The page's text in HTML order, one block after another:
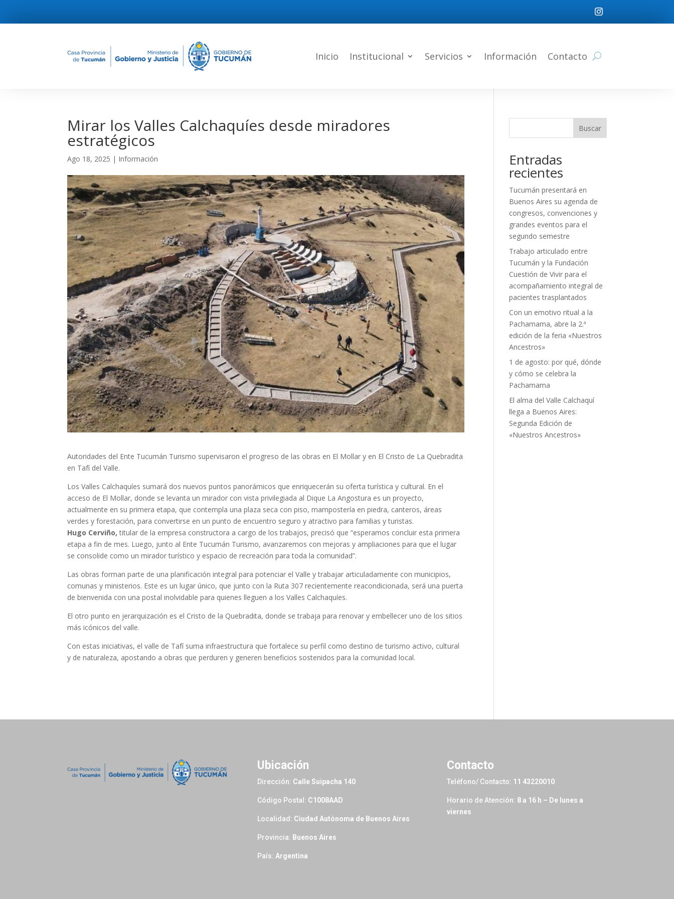
Inicio Institucional Servicios Información Contacto
Mirar los Valles Calchaquíes desde miradores
estratégicos
Ago 18, 2025 | Información
Autoridades del Ente Tucumán Turismo supervisaron el progreso de las obras en El Mollar y en El Cristo de La Quebradita
en Tafí del Valle.
Los Valles Calchaquíes sumará dos nuevos puntos panorámicos que enriquecerán su oferta turística y cultural. En el
acceso de El Mollar, donde se levanta un mirador con vista privilegiada al Dique La Angostura es un proyecto,
actualmente en su primera etapa, que contempla una plaza seca con piso, mampostería en piedra, canteros, áreas
verdes y forestación, para convertirse en un punto de encuentro seguro y atractivo para familias y turistas.
Hugo Cerviño, titular de la empresa constructora a cargo de los trabajos, precisó que “esperamos concluir esta primera
etapa a fin de mes. Luego, junto al Ente Tucumán Turismo, avanzaremos con mejoras y ampliaciones para que el lugar
se consolide como un mirador turístico y espacio de recreación para toda la comunidad”.
Las obras forman parte de una planificación integral para potenciar el Valle y trabajar articuladamente con municipios,
comunas y ministerios. Este es un lugar único, que junto con la Ruta 307 recientemente reacondicionada, será una puerta
de bienvenida con una postal inolvidable para quienes lleguen a los Valles Calchaquíes.
El otro punto en jerarquización es el Cristo de la Quebradita, donde se trabaja para renovar y embellecer uno de los sitios
más icónicos del valle.
Con estas iniciativas, el valle de Tafí suma infraestructura que fortalece su perfil como destino de turismo activo, cultural
y de naturaleza, apostando a obras que perduren y generen beneficios sostenidos para la comunidad local.
Buscar
Entradas
recientes
Tucumán presentará en
Buenos Aires su agenda de
congresos, convenciones y
grandes eventos para el
segundo semestre
Trabajo articulado entre
Tucumán y la Fundación
Cuestión de Vivir para el
acompañamiento integral de
pacientes trasplantados
Con un emotivo ritual a la
Pachamama, abre la 2.ª
edición de la feria «Nuestros
Ancestros»
1 de agosto: por qué, dónde
y cómo se celebra la
Pachamama
El alma del Valle Calchaquí
llega a Buenos Aires:
Segunda Edición de
«Nuestros Ancestros»
Ubicación
Dirección: Calle Suipacha 140
Código Postal: C1008AAD
Localidad: Ciudad Autónoma de Buenos Aires
Provincia: Buenos Aires
País: Argentina
Contacto
Teléfono/ Contacto: 11 43220010
Horario de Atención: 8 a 16 h – De lunes a
viernes